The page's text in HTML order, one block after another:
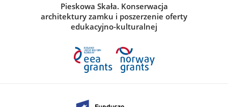
Pieskowa Skała. Konserwacja
architektury zamku i poszerzenie oferty
edukacyjno-kulturalnej